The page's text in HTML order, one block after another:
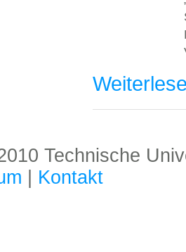
Technische
Kontakt